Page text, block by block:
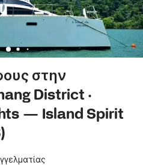
στην
District ·
— Island Spirit